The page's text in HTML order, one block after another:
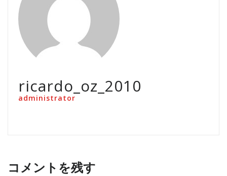
ricardo_oz_2010
administrator
コメントを残す